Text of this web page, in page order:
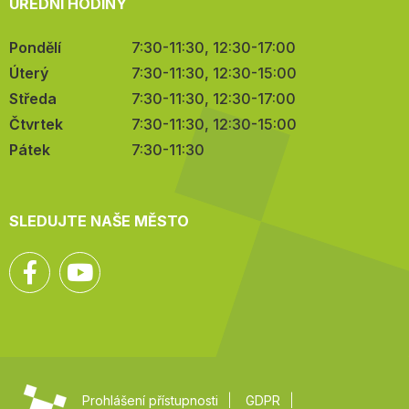
ÚŘEDNÍ HODINY
Pondělí
7:30-11:30, 12:30-17:00
Úterý
7:30-11:30, 12:30-15:00
Středa
7:30-11:30, 12:30-17:00
Čtvrtek
7:30-11:30, 12:30-15:00
Pátek
7:30-11:30
SLEDUJTE NAŠE MĚSTO
Facebook
Prohlášení přístupnosti GDPR